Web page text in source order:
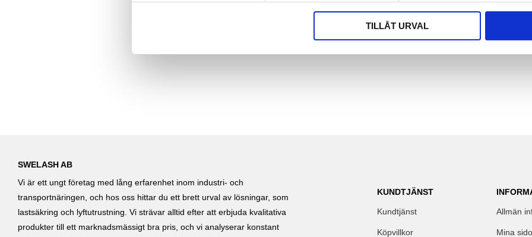
s
TILLÅT URVAL
SWELASH AB
Vi är ett ungt företag med lång erfarenhet inom industri- och
transportnäringen, och hos oss hittar du ett brett urval av lösningar, som
lastsäkring och lyftutrustning. Vi strävar alltid efter att erbjuda kvalitativa
produkter till ett marknadsmässigt bra pris, och vi analyserar konstant
KUNDTJÄNST
Kundtjänst
Köpvillkor
Allmän
Mina